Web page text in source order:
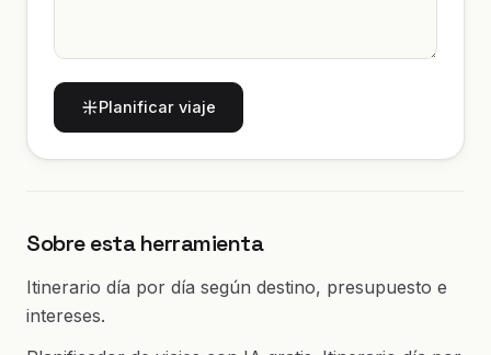
Planificar viaje
Sobre esta herramienta
Itinerario día por día según destino, presupuesto e
intereses.